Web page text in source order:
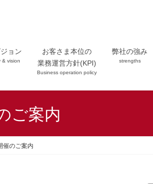
ョン
& vision
お客さま本位の
業務運営方針(KPI)
Business operation policy
弊社の強み
strengths
ご案内
催のご案内